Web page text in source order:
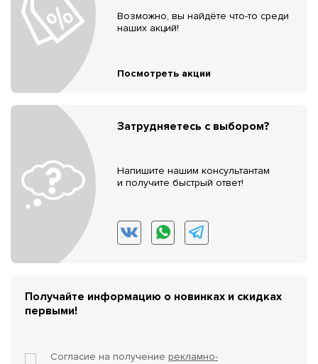
Возможно, вы найдёте что-то среди
наших акций!
Посмотреть акции
Затрудняетесь с выбором?
Напишите нашим консультантам
и получите быстрый ответ!
Получайте информацию о новинках и скидках
первыми!
Согласие на получение рекламно-